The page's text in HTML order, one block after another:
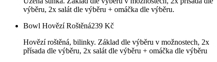
výběru, 2x salát dle výběru + omáčka dle výběru.
Bowl Hovězí Roštěná239 Kč
Hovězí roštěná, bilinky. Základ dle výběru v možnostech, 2x
přísada dle výběru, 2x salát dle výběru + omáčka dle výběru